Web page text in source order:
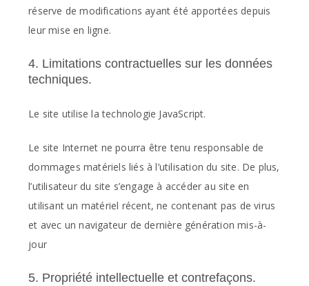
réserve de modifications ayant été apportées depuis
leur mise en ligne.
4. Limitations contractuelles sur les données
techniques.
Le site utilise la technologie JavaScript.
Le site Internet ne pourra être tenu responsable de
dommages matériels liés à l’utilisation du site. De plus,
l’utilisateur du site s’engage à accéder au site en
utilisant un matériel récent, ne contenant pas de virus
et avec un navigateur de dernière génération mis-à-
jour
5. Propriété intellectuelle et contrefaçons.